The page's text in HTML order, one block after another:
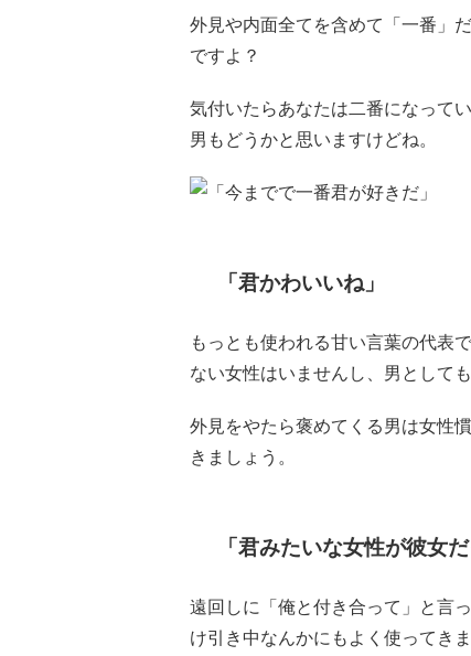
外見や内面全てを含めて「一番」
ですよ？
気付いたらあなたは二番になって
男もどうかと思いますけどね。
「君かわいいね」
もっとも使われる甘い言葉の代表
ない女性はいませんし、男として
外見をやたら褒めてくる男は女性
きましょう。
「君みたいな女性が彼女だ
遠回しに「俺と付き合って」と言
け引き中なんかにもよく使ってき